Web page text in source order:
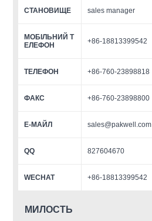
СТАНОВИЩЕ sales manager
МОБІЛЬНИЙ Т
ЕЛЕФОН
+86-18813399542
ТЕЛЕФОН +86-760-23898818
ФАКС +86-760-23898800
Е-МАЙЛ sales@pakwell.com
QQ 827604670
WECHAT +86-18813399542
МИЛОСТЬ